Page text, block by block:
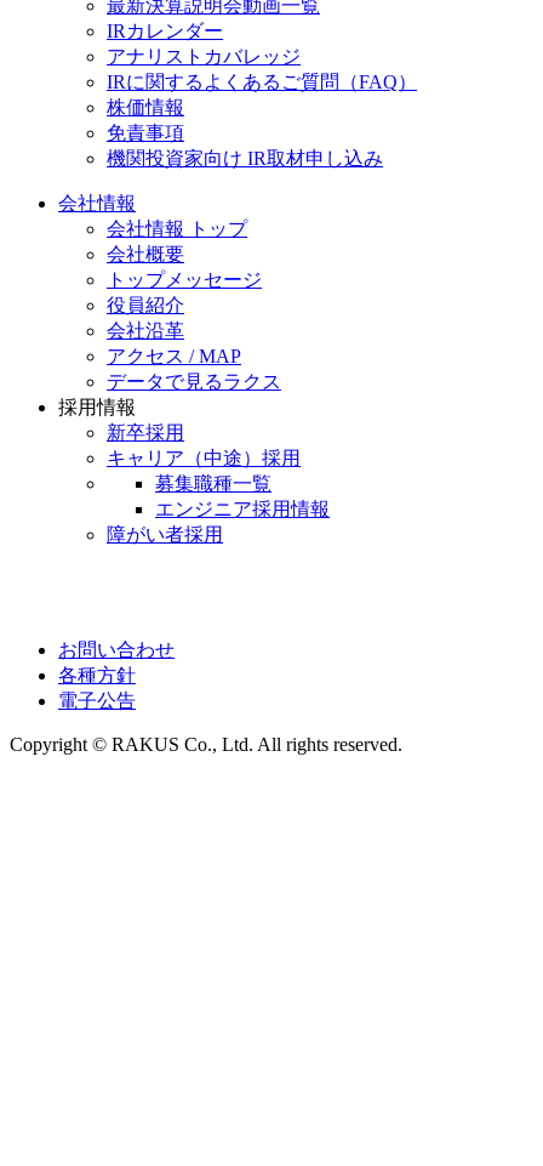
最新決算説明会動画一覧
IRカレンダー
アナリストカバレッジ
IRに関するよくあるご質問（FAQ）
株価情報
免責事項
機関投資家向け IR取材申し込み
会社情報
会社情報 トップ
会社概要
トップメッセージ
役員紹介
会社沿革
アクセス / MAP
データで見るラクス
採用情報
新卒採用
キャリア（中途）採用
募集職種一覧
エンジニア採用情報
障がい者採用
お問い合わせ
各種方針
電子公告
Copyright © RAKUS Co., Ltd. All rights reserved.